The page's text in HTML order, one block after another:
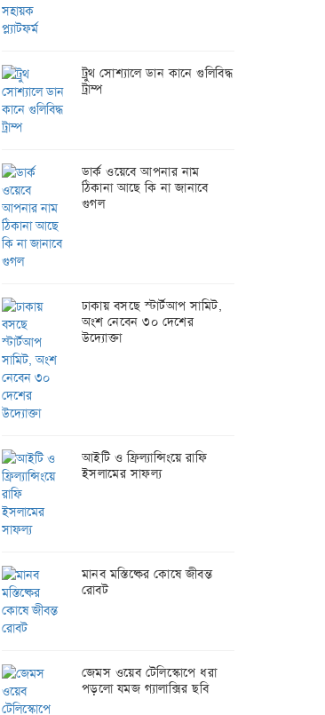
স্মার্টফোনে জিপিএস যেভাবে নির্ভুল অবস্থান
জানায়
ট্রুথ সোশ্যালে ডান কানে গুলিবিদ্ধ
ট্রাম্প
ডার্ক ওয়েবে আপনার নাম
ঠিকানা আছে কি না জানাবে
গুগল
ঢাকায় বসছে স্টার্টআপ সামিট,
অংশ নেবেন ৩০ দেশের
উদ্যোক্তা
আইটি ও ফ্রিল্যান্সিংয়ে রাফি
ইসলামের সাফল্য
মানব মস্তিষ্কের কোষে জীবন্ত
রোবট
জেমস ওয়েব টেলিস্কোপে ধরা
পড়লো যমজ গ্যালাক্সির ছবি